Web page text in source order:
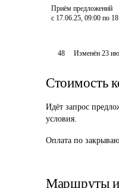
Приём предложений
с 17.06.25, 09:00 по
48 Изменён23
Стоимость
Идёт запрос
условия.
Оплата по
Маршруты и